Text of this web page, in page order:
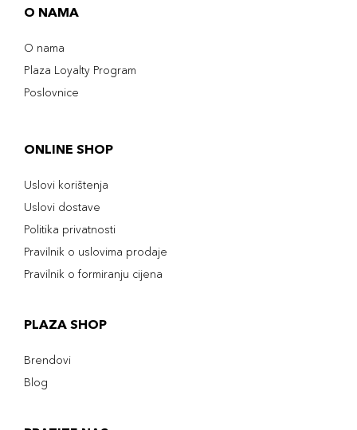
O NAMA
O nama
Plaza Loyalty Program
Poslovnice
ONLINE SHOP
Uslovi korištenja
Uslovi dostave
Politika privatnosti
Pravilnik o uslovima prodaje
Pravilnik o formiranju cijena
PLAZA SHOP
Brendovi
Blog